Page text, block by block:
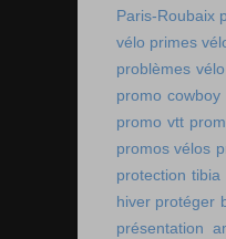
Paris-Roubaix
vélo primes
problèmes
promo cowboy
promo vtt
promos vélos
protection tibia
hiver protéger
présentation